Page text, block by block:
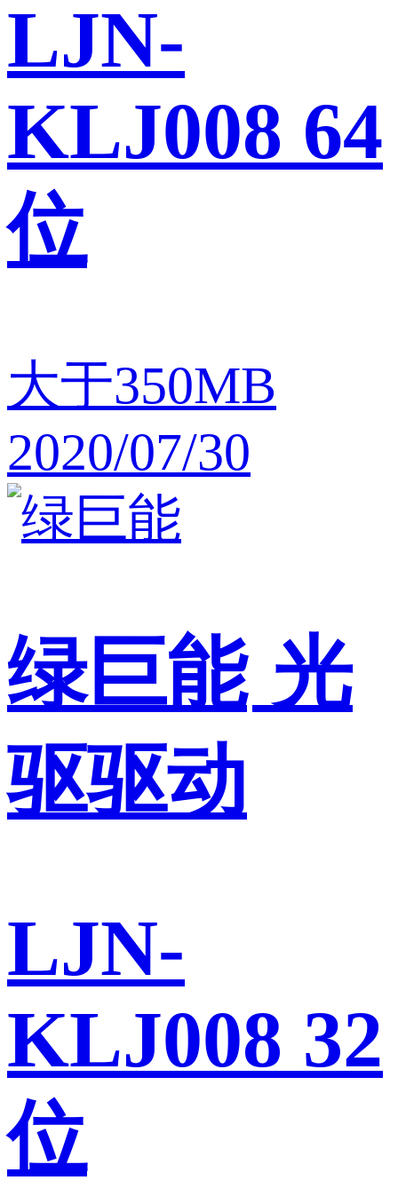
LJN-
KLJ008 64
位
大于350MB
2020/07/30
绿巨能 光
驱驱动
LJN-
KLJ008 32
位